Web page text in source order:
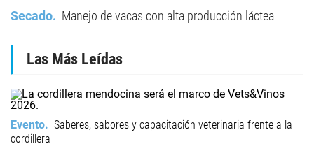
Secado Manejo de vacas con alta producción láctea
Las Más Leídas
Evento
Saberes, sabores y capacitación veterinaria frente a la
cordillera